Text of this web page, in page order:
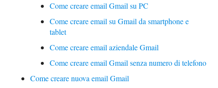
Come creare email Gmail su PC
Come creare email su Gmail da smartphone e
tablet
Come creare email aziendale Gmail
Come creare email Gmail senza numero di telefono
Come creare nuova email Gmail